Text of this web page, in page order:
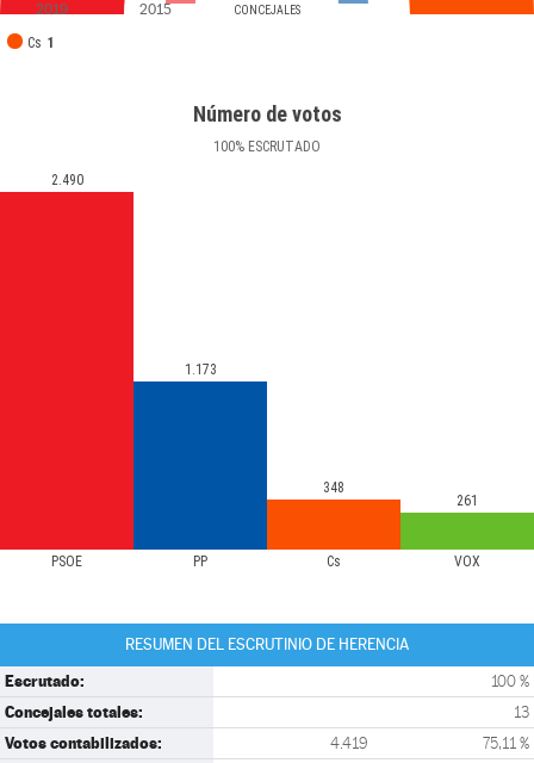
CONCEJALES
Cs 1
2019 2015
Número de votos
100% ESCRUTADO
PSOE PP Cs VOX
2.490
1.173
348
261
RESUMEN DEL ESCRUTINIO DE HERENCIA
Escrutado: 100 %
Concejales totales: 13
Votos contabilizados: 4.419 75,11 %